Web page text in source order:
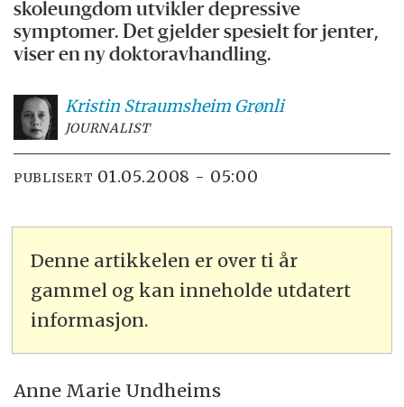
skoleungdom utvikler depressive
symptomer. Det gjelder spesielt for jenter,
viser en ny doktoravhandling.
Kristin Straumsheim Grønli
JOURNALIST
PUBLISERT 01.05.2008 - 05:00
Denne artikkelen er over ti år
gammel og kan inneholde utdatert
informasjon.
Anne Marie Undheims